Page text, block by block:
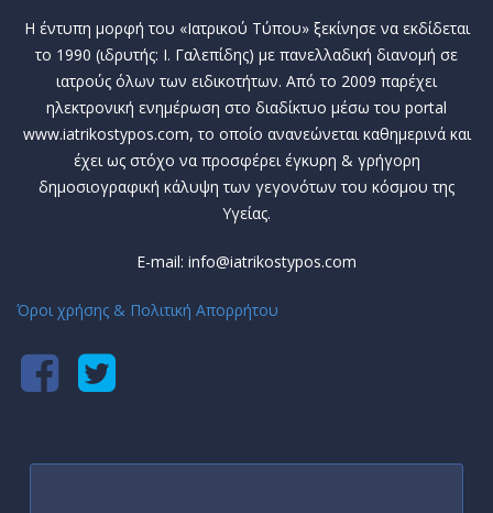
Η έντυπη μορφή του «Ιατρικού Τύπου» ξεκίνησε να εκδίδεται
το 1990 (ιδρυτής: Ι. Γαλεπίδης) με πανελλαδική διανομή σε
ιατρούς όλων των ειδικοτήτων. Από το 2009 παρέχει
ηλεκτρονική ενημέρωση στο διαδίκτυο μέσω του portal
www.iatrikostypos.com, το οποίο ανανεώνεται καθημερινά και
έχει ως στόχο να προσφέρει έγκυρη & γρήγορη
δημοσιογραφική κάλυψη των γεγονότων του κόσμου της
Υγείας.
E-mail: info@iatrikostypos.com
Όροι χρήσης & Πολιτική Απορρήτου